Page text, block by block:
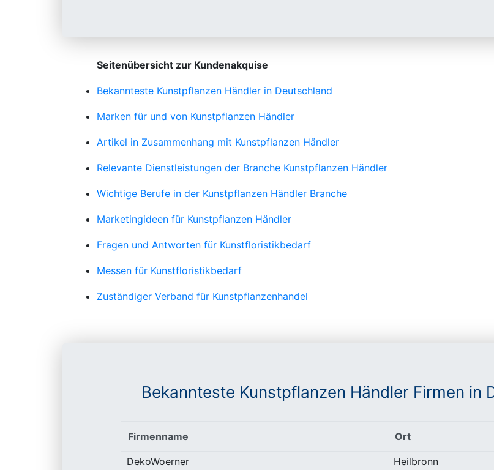
Seitenübersicht zur Kundenakquise
Bekannteste Kunstpflanzen Händler in Deutschland
Marken für und von Kunstpflanzen Händler
Artikel in Zusammenhang mit Kunstpflanzen Händler
Relevante Dienstleistungen der Branche Kunstpflanzen Händler
Wichtige Berufe in der Kunstpflanzen Händler Branche
Marketingideen für Kunstpflanzen Händler
Fragen und Antworten für Kunstfloristikbedarf
Messen für Kunstfloristikbedarf
Zuständiger Verband für Kunstpflanzenhandel
Bekannteste Kunstpflanzen Händler Firmen in
Firmenname Ort
DekoWoerner Heilbronn